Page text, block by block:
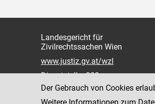
Landesgericht für
Zivilrechtssachen Wien
www.justiz.gv.at/wzl
Dienststelle: 003
Der Gebrauch von Cookies